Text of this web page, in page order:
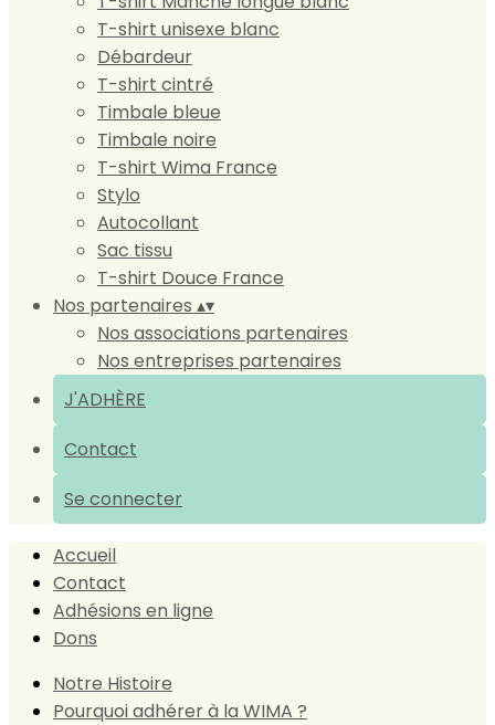
T-shirt unisexe blanc
Débardeur
T-shirt cintré
Timbale bleue
Timbale noire
T-shirt Wima France
Stylo
Autocollant
Sac tissu
T-shirt Douce France
Nos partenaires ▴▾
Nos associations partenaires
Nos entreprises partenaires
J'ADHÈRE
Contact
Se connecter
Accueil
Contact
Adhésions en ligne
Dons
Notre Histoire
Pourquoi adhérer à la WIMA ?